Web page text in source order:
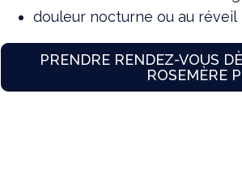
douleur nocturne ou au réveil
PRENDRE RENDEZ-VOUS
ROSEMÈRE